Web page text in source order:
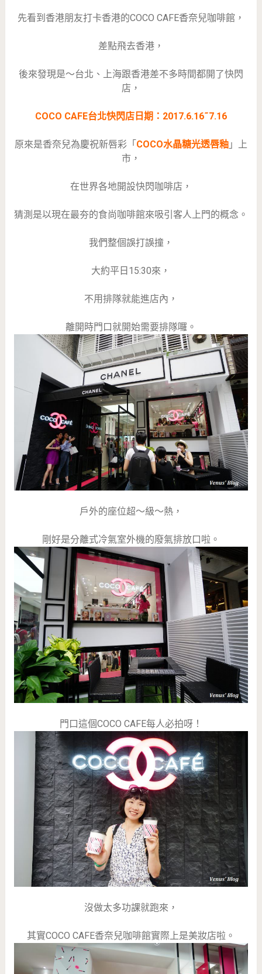
先看到香港朋友打卡香港的COCO CAFE香奈兒咖啡館，
差點飛去香港，
後來發現是～台北、上海跟香港差不多時間都開了快閃
店，
COCO CAFE台北快閃店日期：2017.6.16˜7.16
原來是香奈兒為慶祝新唇彩「 COCO水晶糖光透唇釉」上
市，
在世界各地開設快閃咖啡店，
猜測是以現在最夯的食尚咖啡館來吸引客人上門的概念。
我們整個誤打誤撞，
大約平日15:30來，
不用排隊就能進店內，
離開時門口就開始需要排隊囉。
戶外的座位超～級～熱，
剛好是分離式冷氣室外機的廢氣排放口啦。
門口這個COCO CAFE每人必拍呀！
沒做太多功課就跑來，
其實COCO CAFE香奈兒咖啡館實際上是美妝店啦。